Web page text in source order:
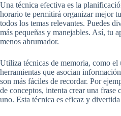
Una técnica efectiva es la
horario te permitirá organizar mejor
todos los temas relevantes. Puedes
más pequeñas y manejables. Así, tu
menos abrumador.
Utiliza técnicas de memoria, como el
herramientas que asocian
son más fáciles de recordar. Por
de conceptos, intenta crear una frase
uno. Esta técnica es eficaz y